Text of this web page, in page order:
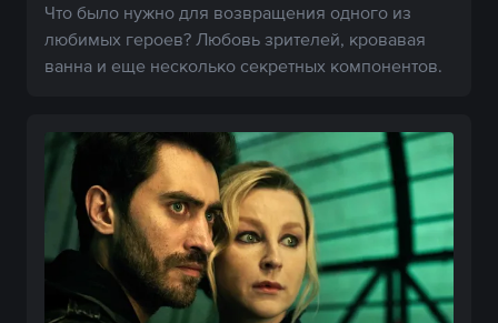
Что было нужно для возвращения одного из
любимых героев? Любовь зрителей, кровавая
ванна и еще несколько секретных компонентов.